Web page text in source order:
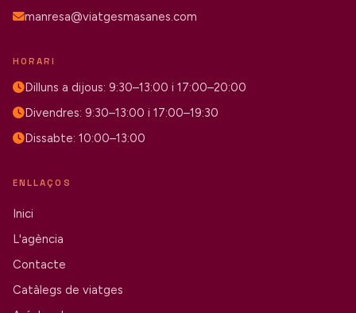
manresa@viatgesmasanes.com
HORARI
Dilluns a dijous: 9:30–13:00 i 17:00–20:00
Divendres: 9:30–13:00 i 17:00–19:30
Dissabte: 10:00–13:00
ENLLAÇOS
Inici
L'agència
Contacte
Catàlegs de viatges